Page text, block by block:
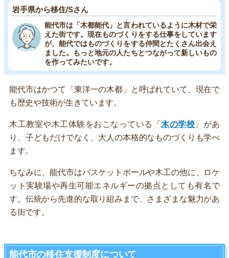
岩手県から移住/Sさん
能代市は「木都能代」と言われているように木材で栄
えた街です。現在ものづくりをする仕事をしています
が、能代ではものづくりをする仲間とたくさん出会え
ました。もっと地元の人たちとつながって新しいもの
を作ってみたいです。
能代市はかつて「東洋一の木都」と呼ばれていて、現在で
も歴史や技術が生きています。
木工教室や木工体験をおこなっている「木の学校 」があ
り、子どもだけでなく、大人の本格的なものづくりも学べ
ます。
ちなみに、能代市はバスケットボールや木工の他に、ロケ
ット実験場や再生可能エネルギーの拠点としても有名で
す。伝統から先進的な取り組みまで、さまざまな魅力があ
る街です。
能代市の移住支援制度について